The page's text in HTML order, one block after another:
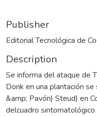
Publisher
Editorial Tecnológica de
Description
Se informa del ataque de
Donk en una plantación
&amp; Pavón) Steud) en
delcuadro